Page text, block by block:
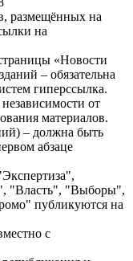
размещённых на
на
«Новости
– обязательна
гиперссылка.
от
материалов.
– должна быть
абзаце
"Власть", "Выборы",
публикуются на
с